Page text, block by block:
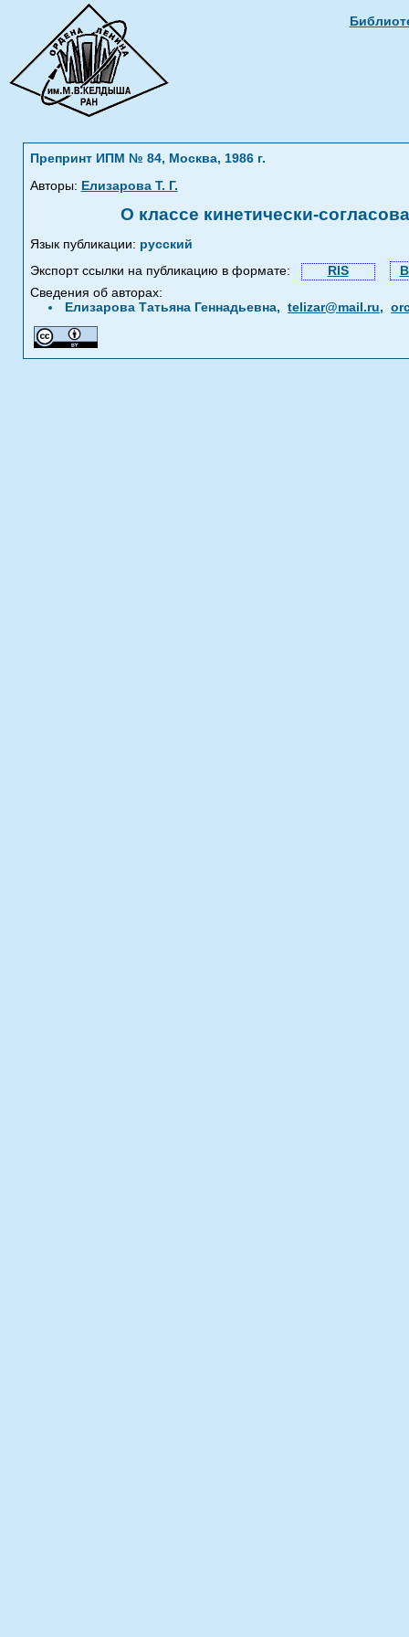
Препринт ИПМ № 84, Москва, 1986 г.
Авторы: Елизарова Т. Г.
О классе кинетически-
Язык публикации: русский
Экспорт ссылки на публикацию в формате:
RIS
Сведения об авторах:
Елизарова Татьяна Геннадьевна,telizar@mail.ru,